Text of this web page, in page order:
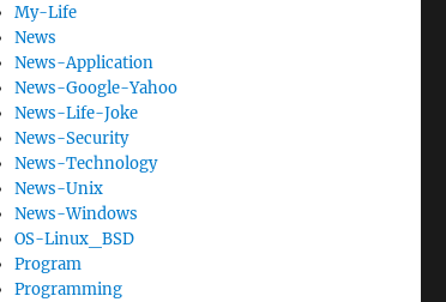
My-Life
News
News-Application
News-Google-Yahoo
News-Life-Joke
News-Security
News-Technology
News-Unix
News-Windows
OS-Linux_BSD
Program
Programming